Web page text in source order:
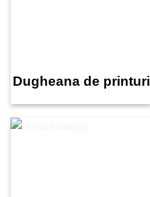
Dugheana de printuri